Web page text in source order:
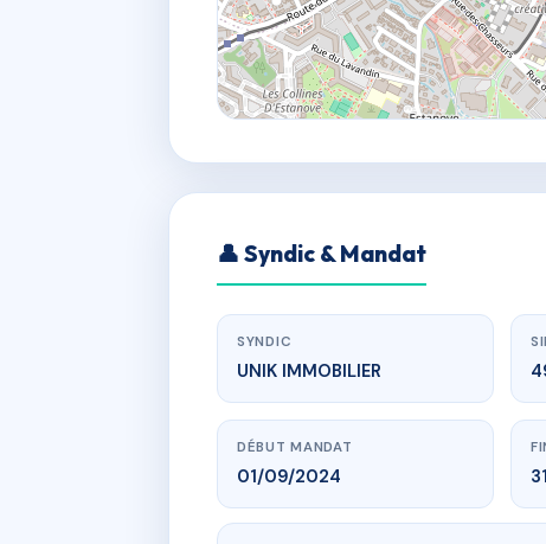
👤 Syndic & Mandat
SYNDIC
UNIK IMMOBILIER
DÉBUT MANDAT
01/09/2024